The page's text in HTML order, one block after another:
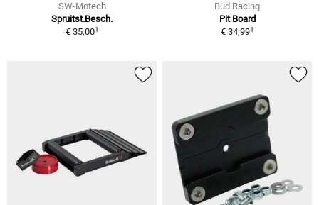
SW-Motech
Spruitst.Besch.
€ 35,001
Bud Racing
Pit Board
€ 34,991